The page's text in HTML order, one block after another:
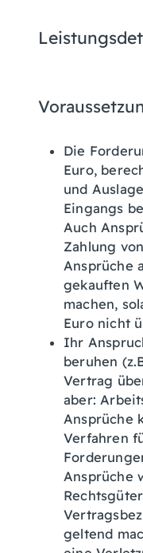
Die
Euro,
und
Eingangs
Auch
Zahlung
Ansprüche
gekauften
machen,
Euro nicht
Ihr
beruhen
Vertrag
aber:
Ansprüche
Verfahren
Ansprüche
geltend